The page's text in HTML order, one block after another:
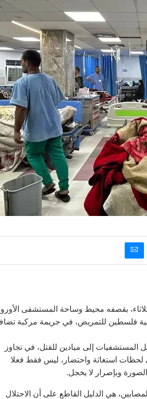
بقصفه محيط وساحة المستشفى
فلسطين للتمريض، في جريمة مركبة
المستشفيات إلى ميادين للقتل، في تجاوز
لحظات استغاثة واحتضار، ليس فقط فعلا
وبإصرار لا يخجل.
هي الدليل القاطع على أن الاحتلال